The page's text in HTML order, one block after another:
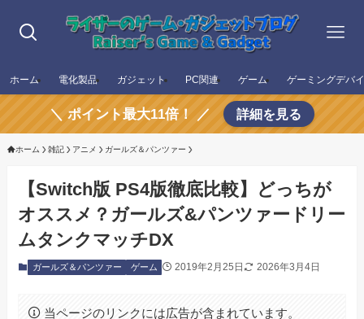
ホーム 電化製品 ガジェット PC関連 ゲーム ゲーミングデバ
＼ ポイント最大11倍！ ／ 詳細を見る
ホーム 雑記 アニメ ガールズ＆パンツァー
【Switch版 PS4版徹底比較】どっちが
オススメ？ガールズ&パンツァードリー
ムタンクマッチDX
ガールズ＆パンツァー ゲーム 2019年2月25日 2026年3月4日
当ページのリンクには広告が含まれています。